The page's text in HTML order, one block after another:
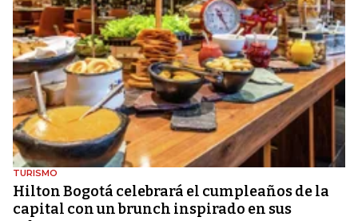
TURISMO
Hilton Bogotá celebrará el cumpleaños de la
capital con un brunch inspirado en sus